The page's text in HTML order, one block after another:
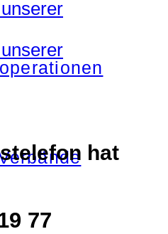
hat
77